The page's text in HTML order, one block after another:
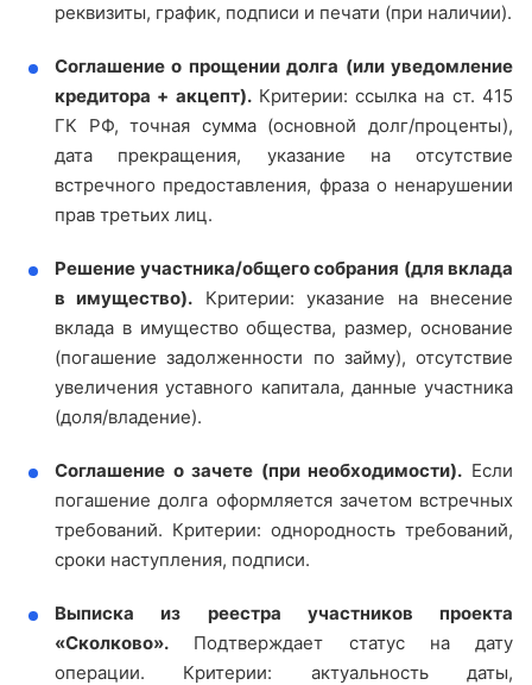
реквизиты, график, подписи и печати (при наличии).
Соглашение о прощении долга (или уведомление
кредитора + акцепт).Критерии: ссылка на ст. 415
ГК РФ, точная сумма (основной долг/проценты),
дата прекращения, указание на отсутствие
встречного предоставления, фраза о ненарушении
прав третьих лиц.
Решение участника/общего собрания (для вклада
в имущество). Критерии: указание на внесение
вклада в имущество общества, размер, основание
(погашение задолженности по займу), отсутствие
увеличения уставного капитала, данные участника
(доля/владение).
Соглашение о зачете (при необходимости). Если
погашение долга оформляется зачетом встречных
требований. Критерии: однородность требований,
сроки наступления, подписи.
Выписка из реестра участников проекта
«Сколково». Подтверждает статус на дату
операции. Критерии: актуальность даты,